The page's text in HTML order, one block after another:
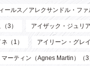
ールス／アレクサンドル・ファ
3） アイザック・ジュリ
（1） アイリーン・グレ
ーティン（Agnes Martin）（3